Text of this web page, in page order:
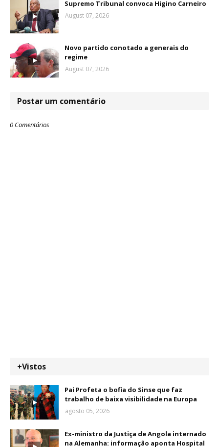
Supremo Tribunal convoca Higino Carneiro
August 07, 2026
Novo partido conotado a generais do
regime
August 07, 2026
Postar um comentário
0 Comentários
+Vistos
Pai Profeta o bofia do Sinse que faz
trabalho de baixa visibilidade na Europa
agosto 05, 2026
Ex-ministro da Justiça de Angola internado
na Alemanha: informação aponta Hospital